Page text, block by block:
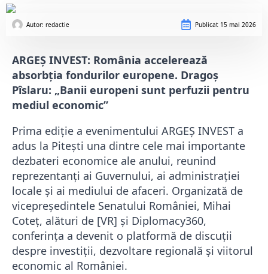
Autor: redactie Publicat 15 mai 2026
ARGEȘ INVEST: România accelerează
absorbția fondurilor europene. Dragoș
Pîslaru: „Banii europeni sunt perfuzii pentru
mediul economic”
Prima ediție a evenimentului ARGEȘ INVEST a
adus la Pitești una dintre cele mai importante
dezbateri economice ale anului, reunind
reprezentanți ai Guvernului, ai administrației
locale și ai mediului de afaceri. Organizată de
vicepreședintele Senatului României, Mihai
Coteț, alături de [VR] și Diplomacy360,
conferința a devenit o platformă de discuții
despre investiții, dezvoltare regională și viitorul
economic al României.